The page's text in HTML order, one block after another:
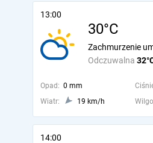
13:00
30°C
Odczuwalna
Zachmurzenie
Opad: 0 mm
Wiatr:
19 km/h
14:00